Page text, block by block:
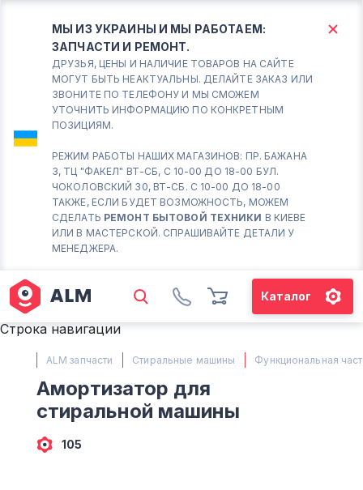
МЫ ИЗ УКРАИНЫ И МЫ РАБОТАЕМ:
ЗАПЧАСТИ И РЕМОНТ.
ДРУЗЬЯ, ЦЕНЫ И НАЛИЧИЕ ТОВАРОВ НА САЙТЕ
МОГУТ БЫТЬ НЕАКТУАЛЬНЫ. ДЕЛАЙТЕ ЗАКАЗ ИЛИ
ЗВОНИТЕ ПО ТЕЛЕФОНУ И МЫ СМОЖЕМ
УТОЧНИТЬ ИНФОРМАЦИЮ ПО КОНКРЕТНЫМ
ПОЗИЦИЯМ.
РЕЖИМ РАБОТЫ НАШИХ МАГАЗИНОВ: ПР. БАЖАНА
3, ТЦ "ФАКЕЛ" ВТ-СБ, С 10-00 ДО 18-00 БУЛ.
ЧОКОЛОВСКИЙ 30, ВТ-СБ. С 10-00 ДО 18-00
ТАКЖЕ, ЕСЛИ БУДЕТ ВОЗМОЖНОСТЬ, МОЖЕМ
СДЕЛАТЬ РЕМОНТ БЫТОВОЙ ТЕХНИКИ В КИЕВЕ
ИЛИ В МАСТЕРСКОЙ. СПРАШИВАЙТЕ ДЕТАЛИ У
МЕНЕДЖЕРА.
Каталог
КИЕВ БОРИСПОЛЬ
Вт.- Сб.
10:00 - 18:00
Соломенский район - ВТ-
СБ. с 10-00 до 18-00
(098) 672 76 42
(063) 722 37 14
М. ХАРЬКОВСКАЯ - ВТ-СБ, С
10-00 ДО 18-00
(063) 527 27 00
(044) 332 76 42
КАРТА
Строка навигации
ALM запчасти Стиральные машины Функциональная
Амортизатор для
стиральной машины
105